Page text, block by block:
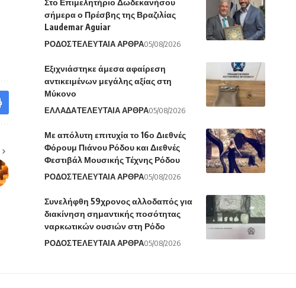
σήμερα ο Πρέσβης της Βραζιλίας
Laudemar Aguiar
ΡΟΔΟΣΤΕΛΕΥΤΑΙΑ ΑΡΘΡΑ05/08/2026
Εξιχνιάστηκε άμεσα αφαίρεση
αντικειμένων μεγάλης αξίας στη
Μύκονο
ΕΛΛΑΔΑΤΕΛΕΥΤΑΙΑ ΑΡΘΡΑ05/08/2026
Με απόλυτη επιτυχία το 16ο Διεθνές
Φόρουμ Πιάνου Ρόδου και Διεθνές
Φεστιβάλ Μουσικής Τέχνης Ρόδου
ΡΟΔΟΣΤΕΛΕΥΤΑΙΑ ΑΡΘΡΑ05/08/2026
Συνελήφθη 59χρονος αλλοδαπός για
διακίνηση σημαντικής ποσότητας
ναρκωτικών ουσιών στη Ρόδο
ΡΟΔΟΣΤΕΛΕΥΤΑΙΑ ΑΡΘΡΑ05/08/2026